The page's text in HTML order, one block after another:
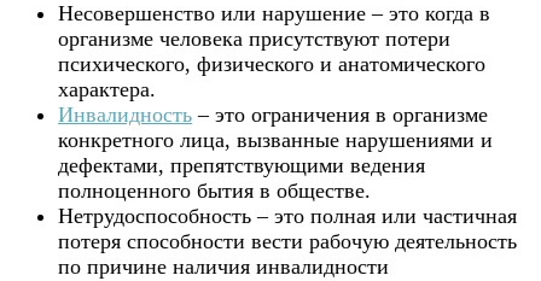
Несовершенство или нарушение – это когда в
организме человека присутствуют потери
психического, физического и анатомического
характера.
Инвалидность – это ограничения в организме
конкретного лица, вызванные нарушениями и
дефектами, препятствующими ведения
полноценного бытия в обществе.
Нетрудоспособность – это полная или частичная
потеря способности вести рабочую деятельность
по причине наличия инвалидности